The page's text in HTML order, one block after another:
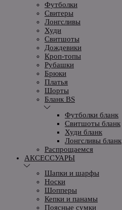
Футболки
Свитеры
Лонгсливы
Худи
Свитшоты
Дождевики
Кроп-топы
Рубашки
Брюки
Платья
Шорты
Бланк BS
Футболки бланк
Свитшоты бланк
Худи бланк
Лонгсливы бланк
Распрощаемся
АКСЕССУАРЫ
Шапки и шарфы
Носки
Шопперы
Кепки и панамы
Поясные сумки